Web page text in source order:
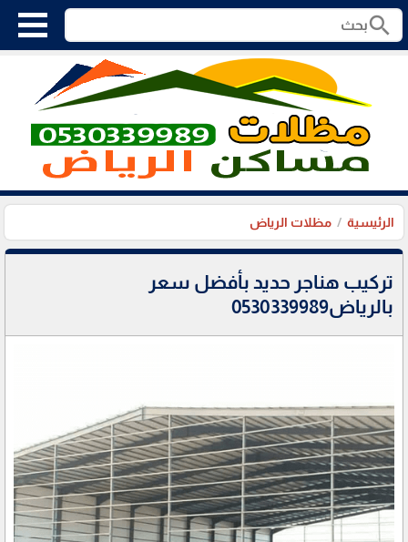
search
الرئيسية مظلات الرياض
تركيب هناجر حديد بأفضل سعر
بالرياض0530339989